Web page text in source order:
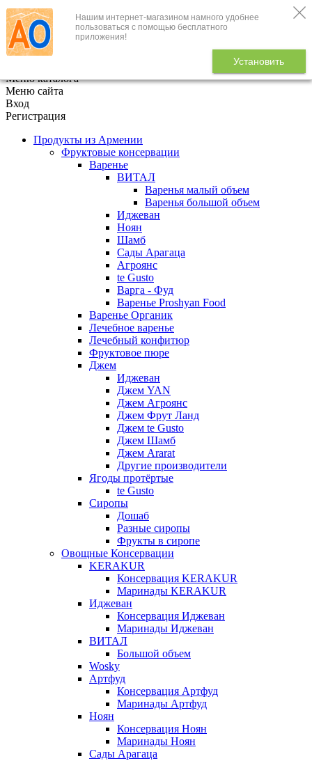
Нашим интернет-магазином намного удобнее
пользоваться с помощью бесплатного
приложения!
Установить
+7 (495) 646-888-1
В корзине
Меню каталога
Меню сайта
Вход
Регистрация
Продукты из Армении
Фруктовые консервации
Варенье
ВИТАЛ
Варенья малый объем
Варенья большой объем
Иджеван
Ноян
Шамб
Сады Арагаца
Агроянс
te Gusto
Варга - Фуд
Варенье Proshyan Food
Варенье Органик
Лечебное варенье
Лечебный конфитюр
Фруктовое пюре
Джем
Иджеван
Джем YAN
Джем Агроянс
Джем Фрут Ланд
Джем te Gusto
Джем Шамб
Джем Ararat
Другие производители
Ягоды протёртые
te Gusto
Сиропы
Дошаб
Разные сиропы
Фрукты в сиропе
Овощные Консервации
KERAKUR
Консервация KERAKUR
Маринады KERAKUR
Иджеван
Консервация Иджеван
Маринады Иджеван
ВИТАЛ
Большой объем
Wosky
Артфуд
Консервация Артфуд
Маринады Артфуд
Ноян
Консервация Ноян
Маринады Ноян
Сады Арагаца